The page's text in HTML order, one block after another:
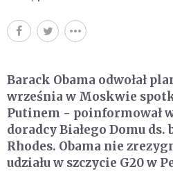
Barack Obama odwołał
września w Moskwie
Putinem - poinformował
doradcy Białego Domu ds.
Rhodes. Obama nie
udziału w szczycie G20 w